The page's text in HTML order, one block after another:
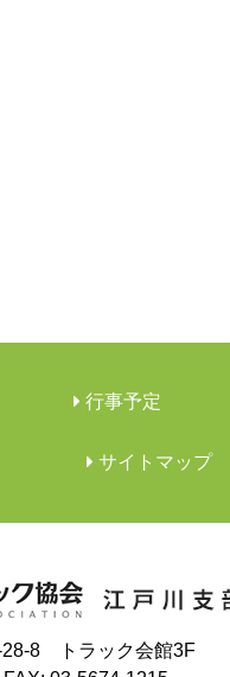
行事予定
サイトマップ
28-8 トラック会館3F